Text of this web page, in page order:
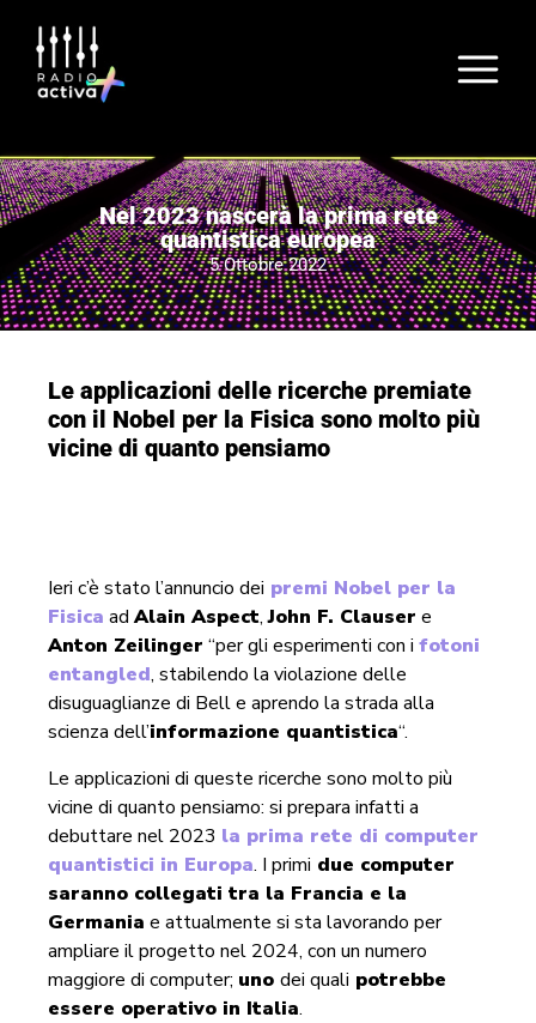
Nel 2023 nascerà la prima rete
quantistica europea
5 Ottobre 2022
Le applicazioni delle ricerche premiate
con il Nobel per la Fisica sono molto più
vicine di quanto pensiamo
Ieri c’è stato l’annuncio dei premi Nobel per la
Fisica adAlain Aspect,John F. Clauser e
Anton Zeilinger “per gli esperimenti con i fotoni
entangled, stabilendo la violazione delle
disuguaglianze di Bell e aprendo la strada alla
scienza dell’informazione quantistica“.
Le applicazioni di queste ricerche sono molto più
vicine di quanto pensiamo: si prepara infatti a
debuttare nel 2023 la prima rete di computer
quantistici in Europa. I primi due computer
saranno collegati tra la Francia e la
Germania e attualmente si sta lavorando per
ampliare il progetto nel 2024, con un numero
maggiore di computer; uno dei quali potrebbe
essere operativo in Italia.